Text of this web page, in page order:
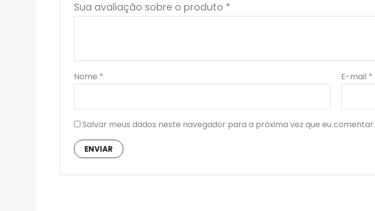
Sua avaliação sobre o produto *
Nome * E-mail *
Salvar meus dados neste navegador para a próxima vez que eu comentar.